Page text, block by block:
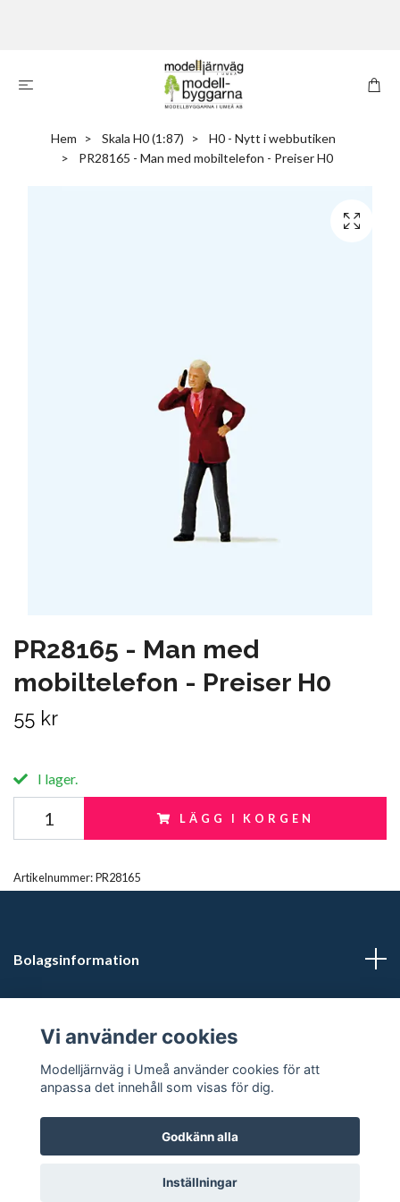
Hem Skala H0 (1:87)
H0 - Nytt i webbutiken
PR28165 - Man med mobiltelefon - Preiser H0
PR28165 - Man med
mobiltelefon - Preiser H0
55 kr
I lager.
LÄGG I KORGEN
Artikelnummer:PR28165
Bolagsinformation
Butikstider: Vardagar kl 12.00-15.00. Övrig tid efter
överenskommelse.
© 2026 Modelljärnväg i Umeå
Vi använder cookies
Modelljärnväg i Umeå använder cookies för att
anpassa det innehåll som visas för dig.
Godkänn alla
Inställningar